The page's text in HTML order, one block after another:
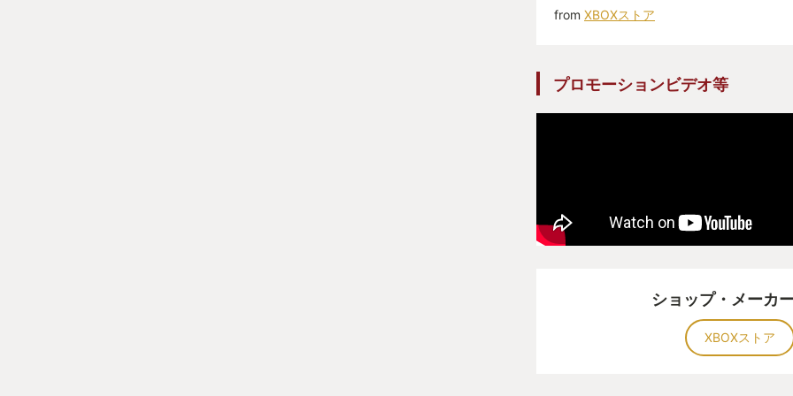
from XBOXストア
プロモーションビデオ等
ショップ・メーカ
XBOXストア